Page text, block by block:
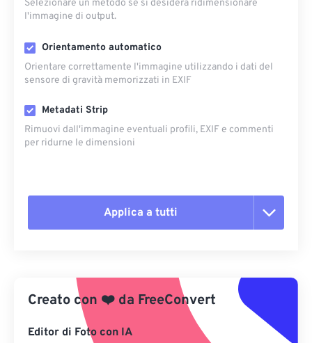
Selezionare un metodo se si desidera ridimensionare
l'immagine di output.
Orientamento automatico
Orientare correttamente l'immagine utilizzando i dati del
sensore di gravità memorizzati in EXIF
Metadati Strip
Rimuovi dall'immagine eventuali profili, EXIF ​​e commenti
per ridurne le dimensioni
Applica a tutti
Applica da preimpostazione
Salva come predefinito
Creato con ❤️ da FreeConvert
Editor di Foto con IA